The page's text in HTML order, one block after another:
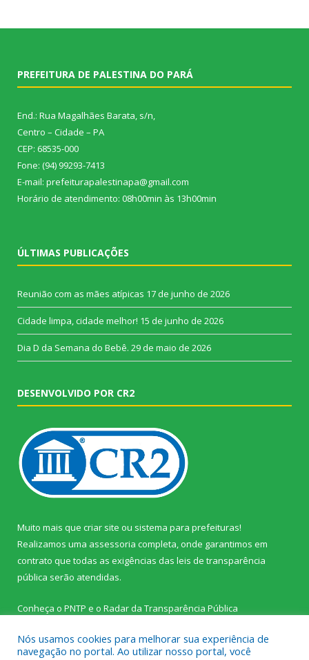
PREFEITURA DE PALESTINA DO PARÁ
End.: Rua Magalhães Barata, s/n,
Centro – Cidade – PA
CEP: 68535-000
Fone: (94) 99293-7413
E-mail: prefeiturapalestinapa@gmail.com
Horário de atendimento: 08h00min às 13h00min
ÚLTIMAS PUBLICAÇÕES
Reunião com as mães atípicas 17 de junho de 2026
Cidade limpa, cidade melhor! 15 de junho de 2026
Dia D da Semana do Bebê. 29 de maio de 2026
DESENVOLVIDO POR CR2
Muito mais que criar site ou sistema para prefeituras!
Realizamos uma assessoria completa, onde garantimos em
contrato que todas as exigências das leis de transparência
pública serão atendidas.
Conheça o PNTP e o Radar da Transparência Pública
Nós usamos cookies para melhorar sua experiência de
navegação no portal. Ao utilizar nosso portal, você